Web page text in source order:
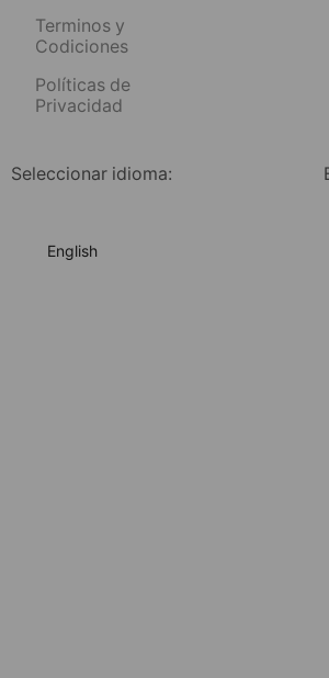
Terminos y
Codiciones
Políticas de
Privacidad
Seleccionar idioma:
English